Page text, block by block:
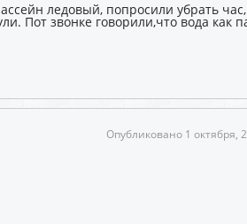
ледовый, попросили убрать час,
Пот звонке говорили,что вода как
Опубликовано 1 октября,